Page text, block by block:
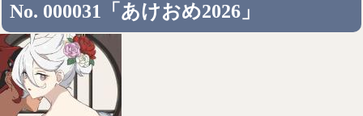
No. 000031「あけおめ2026」